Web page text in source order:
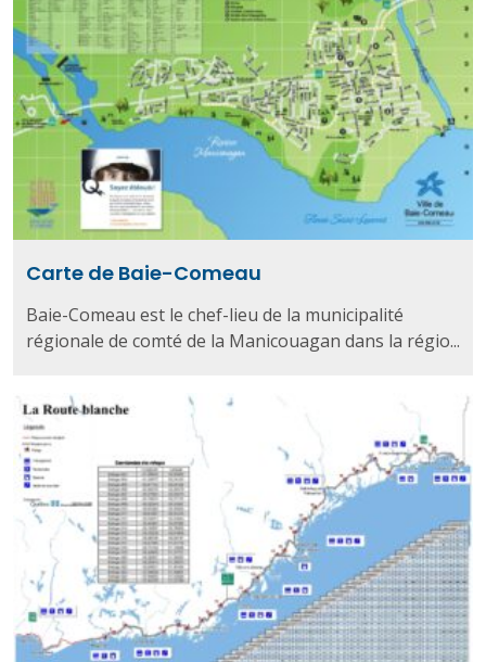
Carte de Baie-Comeau
Baie-Comeau est le chef-lieu de la municipalité
régionale de comté de la Manicouagan dans la régio...